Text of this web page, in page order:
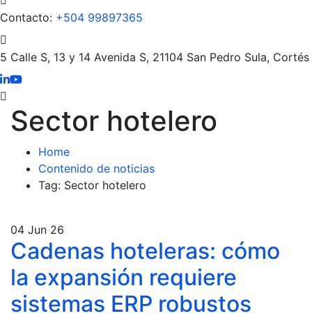
Contacto: +504 99897365
5 Calle S, 13 y 14 Avenida S, 21104 San Pedro Sula, Cortés
Sector hotelero
Home
Contenido de noticias
Tag: Sector hotelero
04 Jun 26
Cadenas hoteleras: cómo
la expansión requiere
sistemas ERP robustos